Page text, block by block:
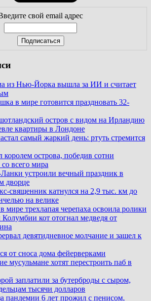
свой email адрес
из Нью-Йорка вышла за ИИ и считает
в мире готовится праздновать 32-
остров с видом на Ирландию
квартиры в Лондоне
самый жаркий день: ртуть стремится
королем острова, победив сотни
всего мира
устроили вечный праздник в
дворце
священник катнулся на 2,9 тыс. км до
на велике
мире трехлапая черепаха освоила ролики
кот отогнал медведя от
девятидневное молчание и зашел к
от сноса дома фейерверками
мусульмане хотят перестроить паб в
заплатили за бутерброды с сыром,
тысячи долларов
пандемии 6 лет прожил с пенисом,